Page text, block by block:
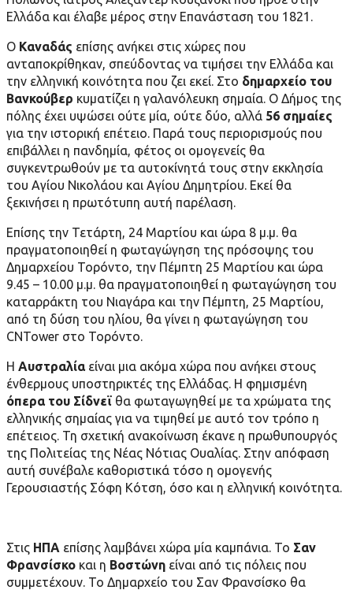
Ελλάδα και έλαβε μέρος στην Επανάσταση του 1821.
Ο Καναδάς επίσης ανήκει στις χώρες που
ανταποκρίθηκαν, σπεύδοντας να τιμήσει την Ελλάδα και
την ελληνική κοινότητα που ζει εκεί. Στο δημαρχείο του
Βανκούβερ κυματίζει η γαλανόλευκη σημαία. Ο Δήμος της
πόλης έχει υψώσει ούτε μία, ούτε δύο, αλλά 56 σημαίες
για την ιστορική επέτειο. Παρά τους περιορισμούς που
επιβάλλει η πανδημία, φέτος οι ομογενείς θα
συγκεντρωθούν με τα αυτοκίνητά τους στην εκκλησία
του Αγίου Νικολάου και Αγίου Δημητρίου. Εκεί θα
ξεκινήσει η πρωτότυπη αυτή παρέλαση.
Επίσης την Τετάρτη, 24 Μαρτίου και ώρα 8 μ.μ. θα
πραγματοποιηθεί η φωταγώγηση της πρόσοψης του
Δημαρχείου Τορόντο, την Πέμπτη 25 Μαρτίου και ώρα
9.45 – 10.00 μ.μ. θα πραγματοποιηθεί η φωταγώγηση του
καταρράκτη του Νιαγάρα και την Πέμπτη, 25 Μαρτίου,
από τη δύση του ηλίου, θα γίνει η φωταγώγηση του
CNTower στο Τορόντο.
Η Αυστραλίαείναι μια ακόμα χώρα που ανήκει στους
ένθερμους υποστηρικτές της Ελλάδας. Η φημισμένη
όπερα του Σίδνεϊ θα φωταγωγηθεί με τα χρώματα της
ελληνικής σημαίας για να τιμηθεί με αυτό τον τρόπο η
επέτειος. Τη σχετική ανακοίνωση έκανε η πρωθυπουργός
της Πολιτείας της Νέας Νότιας Ουαλίας. Στην απόφαση
αυτή συνέβαλε καθοριστικά τόσο η ομογενής
Γερουσιαστής Σόφη Κότση, όσο και η ελληνική κοινότητα.
Στις ΗΠΑ επίσης λαμβάνει χώρα μία καμπάνια. Το Σαν
Φρανσίσκο και η Βοστώνη είναι από τις πόλεις που
συμμετέχουν. Το Δημαρχείο του Σαν Φρανσίσκο θα